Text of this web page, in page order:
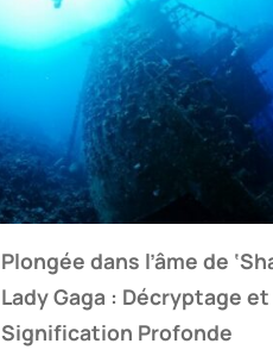
Plongée dans l’âme de
Lady Gaga : Décryptage et
Signification Profonde